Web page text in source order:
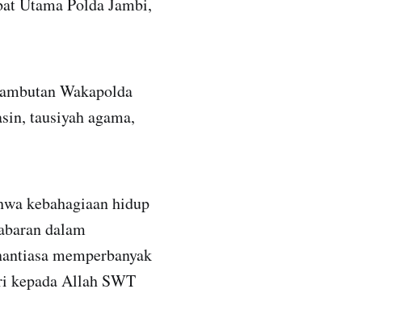
Utama Polda Jambi,
Wakapolda
tausiyah agama,
kebahagiaan hidup
dalam
memperbanyak
kepada Allah SWT